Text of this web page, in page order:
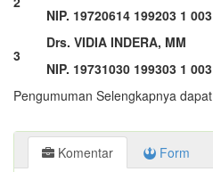
NIP. 19720614 199203 1 003
3
Drs. VIDIA INDERA, MM
NIP. 19731030 199303 1 003
Pengumuman Selengkapnya dapat
Komentar Form